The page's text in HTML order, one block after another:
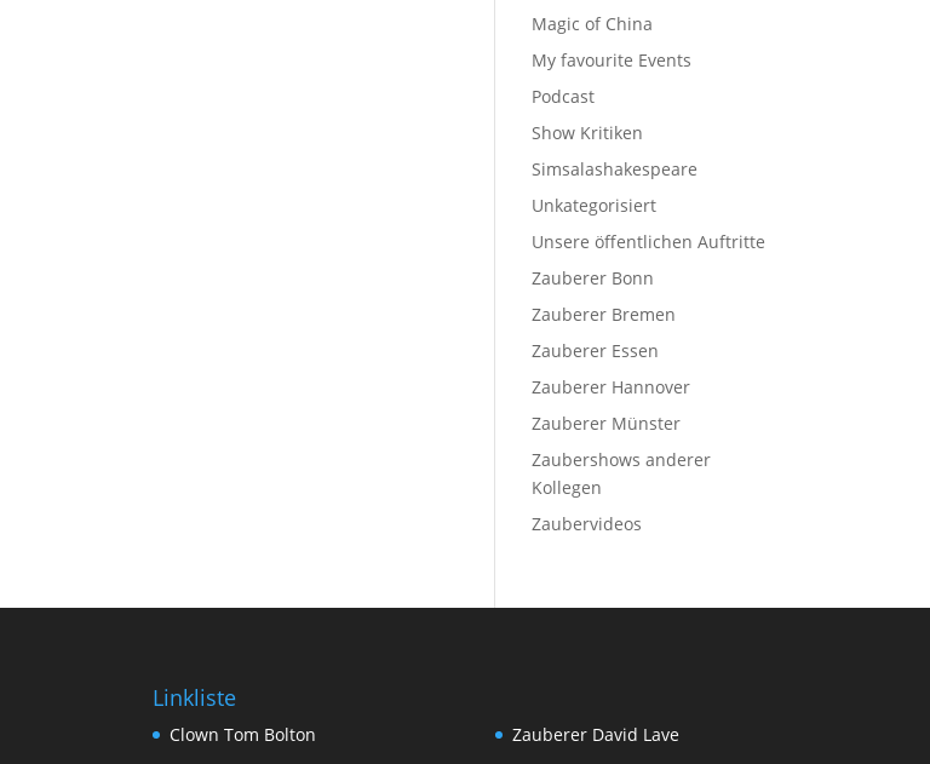
Magic of China
My favourite Events
Podcast
Show Kritiken
Simsalashakespeare
Unkategorisiert
Unsere öffentlichen Auftritte
Zauberer Bonn
Zauberer Bremen
Zauberer Essen
Zauberer Hannover
Zauberer Münster
Zaubershows anderer
Kollegen
Zaubervideos
Linkliste
Clown Tom Bolton
Zauberer David Lave